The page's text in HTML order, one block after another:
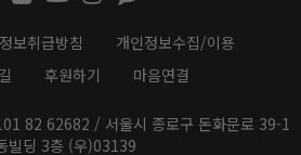
보취급방침
개인정보수집/이용
후원하기 마음연결
82 62682 / 서울시 종로구 돈화문로 39-1
빌딩 3층 (우)03139